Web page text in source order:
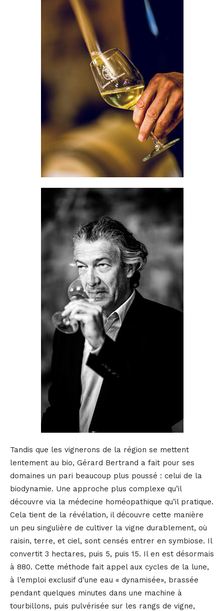
Tandis que les vignerons de la région se mettent
lentement au bio, Gérard Bertrand a fait pour ses
domaines un pari beaucoup plus poussé : celui de la
biodynamie. Une approche plus complexe qu’il
découvre via la médecine homéopathique qu’il pratique.
Cela tient de la révélation, il découvre cette manière
un peu singulière de cultiver la vigne durablement, où
raisin, terre, et ciel, sont censés entrer en symbiose. Il
convertit 3 hectares, puis 5, puis 15. Il en est désormais
à 880. Cette méthode fait appel aux cycles de la lune,
à l’emploi exclusif d’une eau « dynamisée», brassée
pendant quelques minutes dans une machine à
tourbillons, puis pulvérisée sur les rangs de vigne,